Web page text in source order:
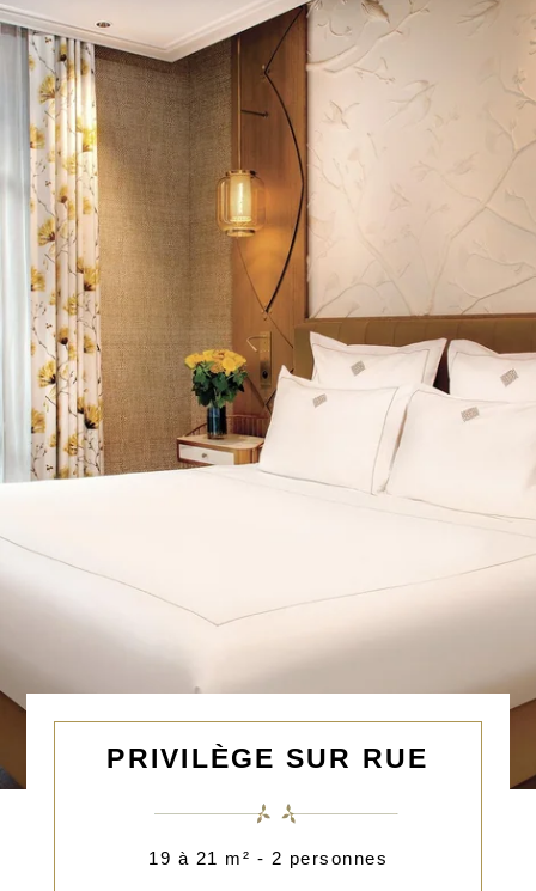
PRIVILÈGE SUR RUE
19 à 21 m² - 2 personnes